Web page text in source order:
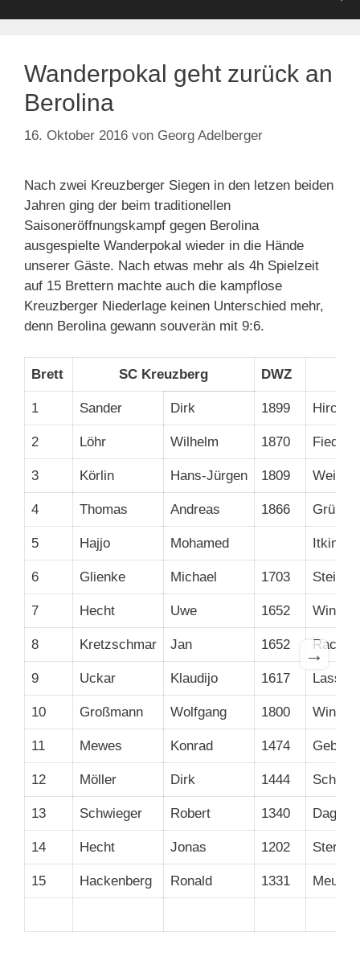
Wanderpokal geht zurück an
Berolina
16. Oktober 2016 von Georg Adelberger
Nach zwei Kreuzberger Siegen in den letzen beiden
Jahren ging der beim traditionellen
Saisoneröffnungskampf gegen Berolina
ausgespielte Wanderpokal wieder in die Hände
unserer Gäste. Nach etwas mehr als 4h Spielzeit
auf 15 Brettern machte auch die kampflose
Kreuzberger Niederlage keinen Unterschied mehr,
denn Berolina gewann souverän mit 9:6.
Brett SC Kreuzberg DWZ
1 Sander Dirk 1899 Hirche
2 Löhr Wilhelm 1870 Fiedler
3 Körlin Hans-Jürgen 1809 Weigelt
4 Thomas Andreas 1866
5 Hajjo Mohamed Itkins
6 Glienke Michael 1703 Stein
7 Hecht Uwe 1652
8 Kretzschmar Jan 1652 Racik
9 Uckar Klaudijo 1617
10 Großmann Wolfgang 1800
11 Mewes Konrad 1474
12 Möller Dirk 1444 Scheike
13 Schwieger Robert 1340
14 Hecht Jonas 1202
15 Hackenberg Ronald 1331
→